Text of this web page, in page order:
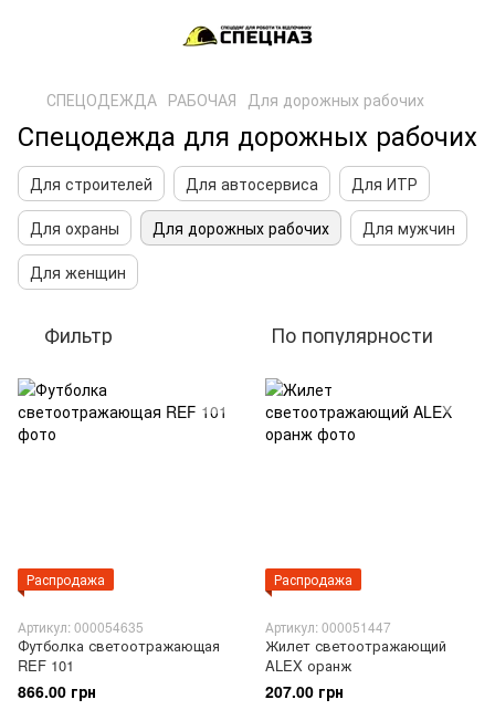
СПЕЦОДЕЖДА РАБОЧАЯ Для дорожных рабочих
Спецодежда для дорожных рабочих
Для строителей Для автосервиса
Для ИТР
Для охраны
Для дорожных рабочих
Для мужчин
Для женщин
Фильтр По популярности
Распродажа
Артикул: 000054635
Футболка светоотражающая
REF 101
866.00 грн
Распродажа
Артикул: 000051447
Жилет светоотражающий
ALEX оранж
207.00 грн